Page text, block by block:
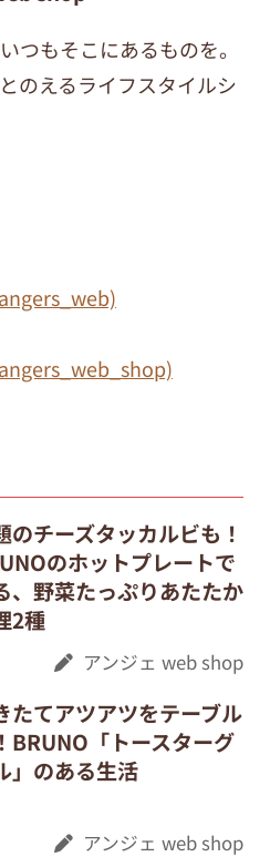
つもそこにあるものを。
のえるライフスタイルシ
のチーズタッカルビも！
のホットプレートで
、野菜たっぷりあたたか
2種
アンジェ web shop
たてアツアツをテーブル
BRUNO「トースターグ
」のある生活
アンジェ web shop